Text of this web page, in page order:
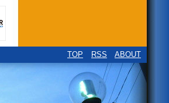
TOP RSS ABOUT